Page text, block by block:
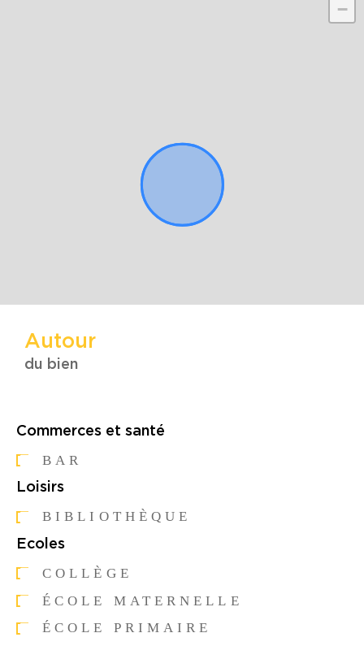
−
Autour
du bien
Commerces et santé
BAR
Loisirs
BIBLIOTHÈQUE
Ecoles
COLLÈGE
ÉCOLE MATERNELLE
ÉCOLE PRIMAIRE